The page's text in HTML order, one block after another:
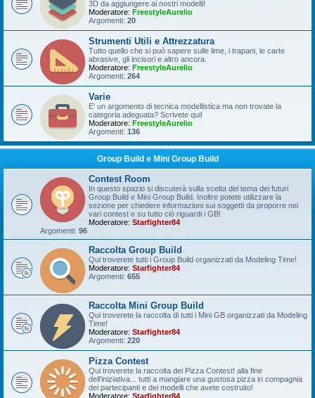
3D da aggiungere ai nostri modelli!
Moderatore: FreestyleAurelio
Argomenti: 20
Strumenti Utili e Attrezzatura
Tutto quello che si può sapere sulle lime, i trapani, le carte
abrasive, gli incisori e altro ancora.
Moderatore: FreestyleAurelio
Argomenti: 264
Varie
E' un argomento di tecnica modellistica ma non trovate la
categoria adeguata? Scrivete qui!
Moderatore: FreestyleAurelio
Argomenti: 136
Group Build e Mini Group Build
Contest Room
In questo spazio si discuterà sulla scelta del tema dei futuri
Group Build e Mini Group Build. Inoltre potete utilizzare la
sezione per chiedere informazioni sui soggetti da proporre nei
vari contest e su tutto ciò riguardi i GB!
Moderatore: Starfighter84
Argomenti: 96
Raccolta Group Build
Qui troverete tutti i Group Build organizzati da Modeling Time!
Moderatore: Starfighter84
Argomenti: 655
Raccolta Mini Group Build
Qui troverete la raccolta di tutti i Mini GB organizzati da Modeling
Time!
Moderatore: Starfighter84
Argomenti: 220
Pizza Contest
Qui troverete la raccolta dei Pizza Contest! alla fine
dell'iniziativa... tutti a mangiare una gustosa pizza in compagnia
dei partecipanti e dei modelli che avete costruito!
Moderatore: Starfighter84